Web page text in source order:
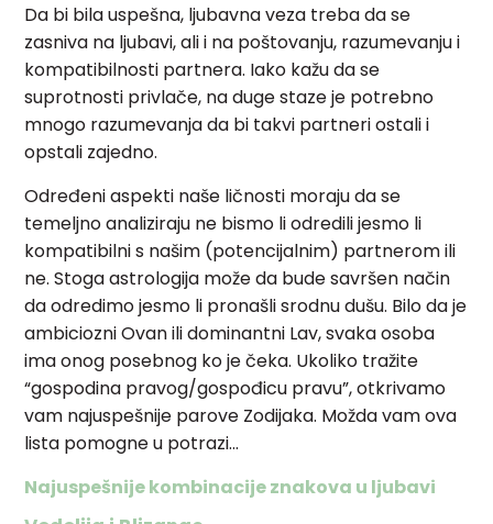
Da bi bila uspešna, ljubavna veza treba da se
zasniva na ljubavi, ali i na poštovanju, razumevanju i
kompatibilnosti partnera. Iako kažu da se
suprotnosti privlače, na duge staze je potrebno
mnogo razumevanja da bi takvi partneri ostali i
opstali zajedno.
Određeni aspekti naše ličnosti moraju da se
temeljno analiziraju ne bismo li odredili jesmo li
kompatibilni s našim (potencijalnim) partnerom ili
ne. Stoga astrologija može da bude savršen način
da odredimo jesmo li pronašli srodnu dušu. Bilo da je
ambiciozni Ovan ili dominantni Lav, svaka osoba
ima onog posebnog ko je čeka. Ukoliko tražite
“gospodina pravog/gospođicu pravu”, otkrivamo
vam najuspešnije parove Zodijaka. Možda vam ova
lista pomogne u potrazi…
Najuspešnije kombinacije znakova u ljubavi